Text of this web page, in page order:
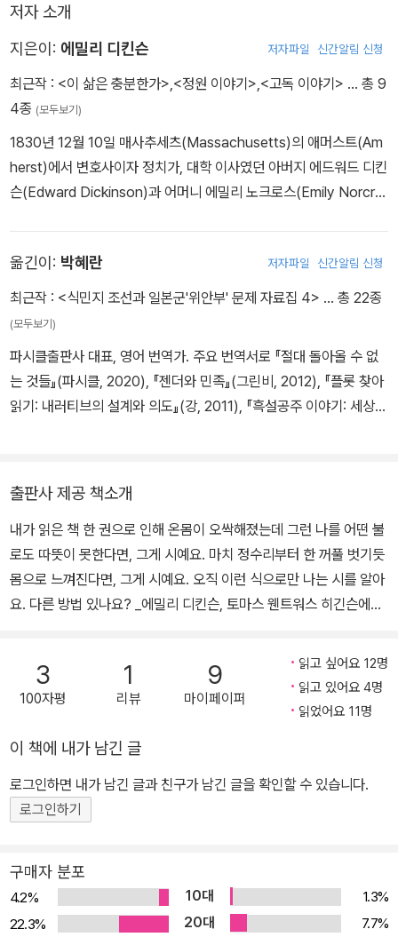
저자 소개
지은이: 에밀리 디킨슨 저자파일 신간알림 신청
최근작 : <이 삶은 충분한가> <정원 이야기> <고독 이야기> … 총 9
4종 (모두보기)
1830년 12월 10일 매사추세츠(Massachusetts)의 애머스트(Am
herst)에서 변호사이자 정치가, 대학 이사였던 아버지 에드워드 디킨
슨(Edward Dickinson)과 어머니 에밀리 노크로스(Emily Norcro
도로 자제하는 은둔 생활을 했는데, 1872년 이후로는 의사도 집으로
찾아와 약간 열린 문틈으로 걸어 다니는 그녀를 보며 진찰을 해야 했
을 정도로 과도한 대인 기피 증세를 보이기도 했다. 디킨슨이 은둔 생
하던 병약한 어머니를 돌보아야 하는 딸로서의 책임감, 종교 문제, 아
버지와의 사고방식 차이, 식구들 사이에서의 경쟁의식, 그리고 주 의
원으로 활동하던 아버지로 인해 끊임없이 드나들던 손님들을 맞이해
번 있었던 정신적이고 정서적인 위기를 들 수 있다. 말하자면, 그녀는
을 쌓게 된 것이다. 특히 디킨슨을 “북극광처럼 빛나는” 존재로 여기
던 로드 판사가 1884년에 죽자 실의에 빠져 헤어나지 못하다가, 그
녀 자신의 건강까지 악화되어 그녀조차 1886년 5월 15일에 세상을
떠남으로써, 그녀는 55년 5개월 5일간의 생애를 마치게 된다. 디킨
my)에서 희망하는 강좌를 선택해 중·고등학교 수준의 교육과 문예
창작 훈련을 받았으며, 약 1년간의 신학교 교육을 받기도 했지만, 이
밖의 정규 학교 교육을 받은 적은 없었다. 하지만 성서보다는 문학작
품에 더 많은 흥미를 가졌던 그녀는 독서를 통해 자신의 문학적 소양
읽지는 않았지만, 책을 깊이 탐독하는 습성이 있었다. 그녀의 삶과 자
아 탐색 정신이 세상과 단절된 것으로만 생각하는 독자들이 많지만,
최고의 지성과 사상을 가진 지식인들과 시를 교류하며 부단한 교우
관계를 가졌다. 그녀는 또한 자선 단체와 어린 시절의 절친한 친구이
자 당시 유명한 작가이던 헬렌 헌트 잭슨(Helen Hunt Jackson)에
옮긴이: 박혜란 저자파일 신간알림 신청
최근작 : <식민지 조선과 일본군'위안부' 문제 자료집 4> … 총 22종
(모두보기)
파시클출판사 대표, 영어 번역가. 주요 번역서로 『절대 돌아올 수 없
는 것들』(파시클, 2020), 『젠더와 민족』(그린비, 2012), 『플롯 찾아
읽기: 내러티브의 설계와 의도』(강, 2011), 『흑설공주 이야기: 세상의
출판사 제공 책소개
내가 읽은 책 한 권으로 인해 온몸이 오싹해졌는데 그런 나를 어떤 불
로도 따뜻이 못한다면, 그게 시예요. 마치 정수리부터 한 꺼풀 벗기듯
몸으로 느껴진다면, 그게 시예요. 오직 이런 식으로만 나는 시를 알아
요. 다른 방법 있나요? _에밀리 디킨슨, 토마스 웬트워스 히긴슨에게
여성 시인 에밀리 디킨슨(Emily Dickinson)의 시선집 《절대 돌아올
수 없는 것들》이 출간되었다. 책은 8장으로 구성되어 총 56편의 ‘제
목 없는’ 시들을 담고 있다. 시인이 생전에 손제본 형태로 직접 만들곤
하다. 에밀리 디킨슨은 현재 독자들에게 가장 사랑받는 미국 시인 가
운데 한 명이자, 후배 시인과 비평가는 물론 예술가들에게도 큰 영감
을 주는 페미니스트 뮤즈로 알려져 있다. 국내에서도 그녀의 이름을
처음 들어보는 독자는 많지 않을 것이다. 하지만 디킨슨의 시가 처음
은 1830년 미국 매사추세츠의 작고 조용한 도시 애머스트에서 태어
나, 1886년 세상을 떠날 때까지 그곳에서 살았다고 한다. 무려 1,80
0여 편의 시를 썼지만 생전에 발표했던 시는 지역 신문에 실린 7편에
3
100자평
1
리뷰
9
마이페이퍼
읽고 싶어요 12명
읽고 있어요 4명
읽었어요 11명
이 책에 내가 남긴 글
로그인하면 내가 남긴 글과 친구가 남긴 글을 확인할 수 있습니다.
로그인하기
구매자 분포
4.2% 10대
1.3%
22.3%
20대 7.7%